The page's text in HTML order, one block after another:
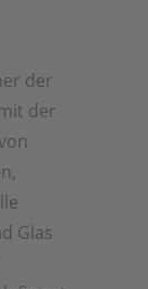
der
der
Glas